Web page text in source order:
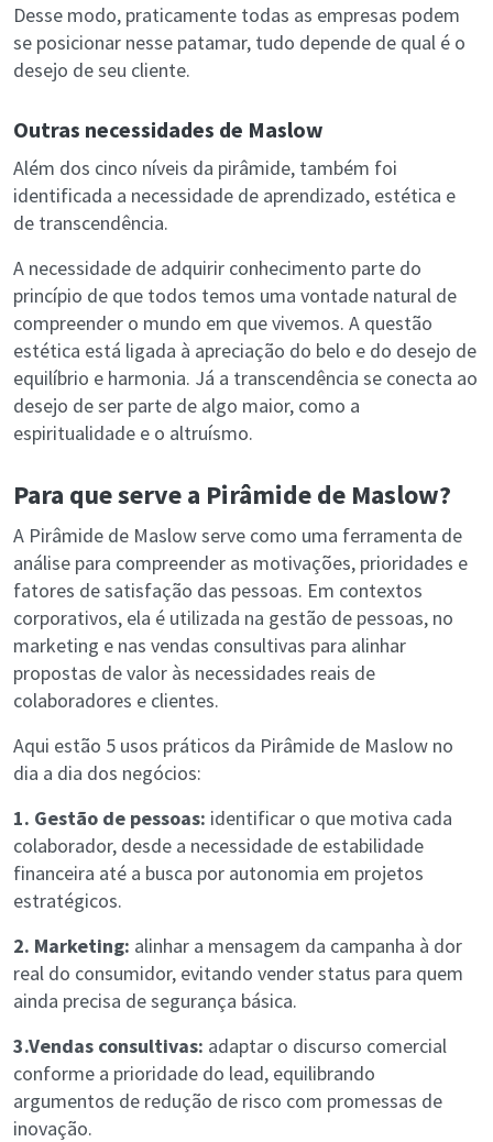
Desse modo, praticamente todas as empresas podem
se posicionar nesse patamar, tudo depende de qual é o
desejo de seu cliente.
Outras necessidades de Maslow
Além dos cinco níveis da pirâmide, também foi
identificada a necessidade de aprendizado, estética e
de transcendência.
A necessidade de adquirir conhecimento parte do
princípio de que todos temos uma vontade natural de
compreender o mundo em que vivemos. A questão
estética está ligada à apreciação do belo e do desejo de
equilíbrio e harmonia. Já a transcendência se conecta ao
desejo de ser parte de algo maior, como a
espiritualidade e o altruísmo.
Para que serve a Pirâmide de Maslow?
A Pirâmide de Maslow serve como uma ferramenta de
análise para compreender as motivações, prioridades e
fatores de satisfação das pessoas. Em contextos
corporativos, ela é utilizada na gestão de pessoas, no
marketing e nas vendas consultivas para alinhar
propostas de valor às necessidades reais de
colaboradores e clientes.
Aqui estão 5 usos práticos da Pirâmide de Maslow no
dia a dia dos negócios:
1. Gestão de pessoas: identificar o que motiva cada
colaborador, desde a necessidade de estabilidade
financeira até a busca por autonomia em projetos
estratégicos.
2. Marketing: alinhar a mensagem da campanha à dor
real do consumidor, evitando vender status para quem
ainda precisa de segurança básica.
3.Vendas consultivas: adaptar o discurso comercial
conforme a prioridade do lead, equilibrando
argumentos de redução de risco com promessas de
inovação.